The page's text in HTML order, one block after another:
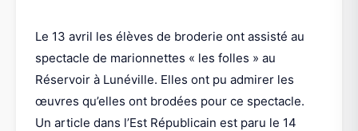
Le 13 avril les élèves de broderie ont assisté au
spectacle de marionnettes « les folles » au
Réservoir à Lunéville. Elles ont pu admirer les
œuvres qu’elles ont brodées pour ce spectacle.
Un article dans l’Est Républicain est paru le 14